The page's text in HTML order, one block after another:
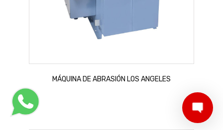
MÁQUINA DE ABRASIÓN LOS ANGELES